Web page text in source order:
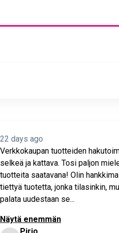
22 days ago
Verkkokaupan tuotteiden
selkeä ja kattava. Tosi paljon
tuotteita saatavana! Olin
tiettyä tuotetta, jonka tilasinkin,
palata uudestaan se...
Näytä enemmän